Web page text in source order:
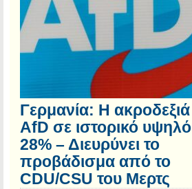
Γερμανία: Η ακροδεξιά
AfD σε ιστορικό υψηλό
28% – Διευρύνει το
προβάδισμα από το
CDU/CSU του Μερτς